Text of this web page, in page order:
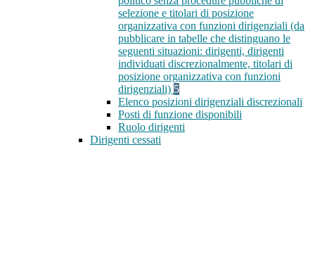
selezione e titolari di posizione
organizzativa con funzioni dirigenziali (da
pubblicare in tabelle che distinguano le
seguenti situazioni: dirigenti, dirigenti
individuati discrezionalmente, titolari di
posizione organizzativa con funzioni
dirigenziali) 5
Elenco posizioni dirigenziali discrezionali
Posti di funzione disponibili
Ruolo dirigenti
Dirigenti cessati